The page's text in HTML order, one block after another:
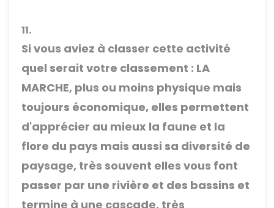
11.
Si vous aviez à classer cette activité
quel serait votre classement : LA
MARCHE, plus ou moins physique mais
toujours économique, elles permettent
d'apprécier au mieux la faune et la
flore du pays mais aussi sa diversité de
paysage, très souvent elles vous font
passer par une rivière et des bassins et
termine à une cascade, très